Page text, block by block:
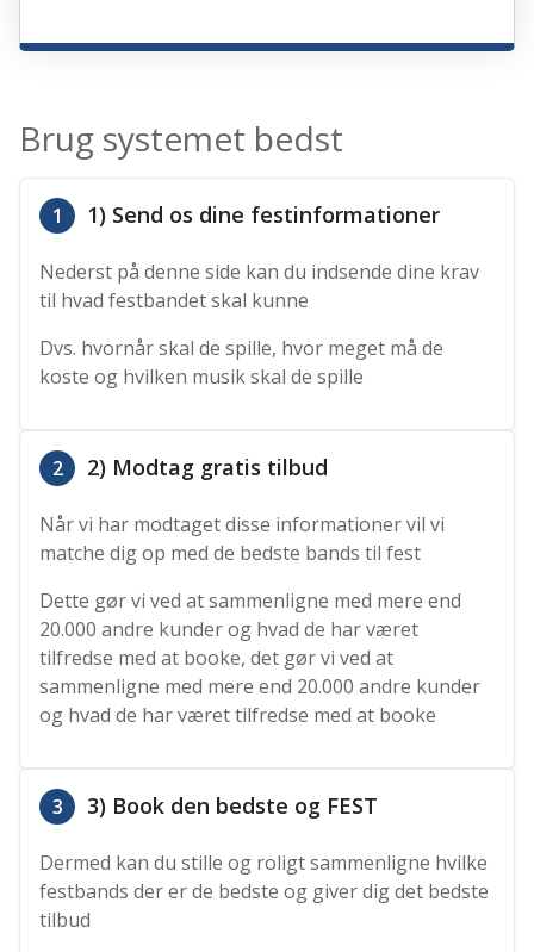
Brug systemet bedst
1 1) Send os dine festinformationer
Nederst på denne side kan du indsende dine krav
til hvad festbandet skal kunne
Dvs. hvornår skal de spille, hvor meget må de
koste og hvilken musik skal de spille
2 2) Modtag gratis tilbud
Når vi har modtaget disse informationer vil vi
matche dig op med de bedste bands til fest
Dette gør vi ved at sammenligne med mere end
20.000 andre kunder og hvad de har været
tilfredse med at booke, det gør vi ved at
sammenligne med mere end 20.000 andre kunder
og hvad de har været tilfredse med at booke
3 3) Book den bedste og FEST
Dermed kan du stille og roligt sammenligne hvilke
festbands der er de bedste og giver dig det bedste
tilbud